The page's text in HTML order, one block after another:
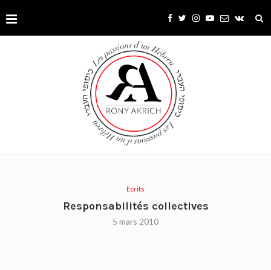
Ecrits
Responsabilités collectives
5 mars 2010